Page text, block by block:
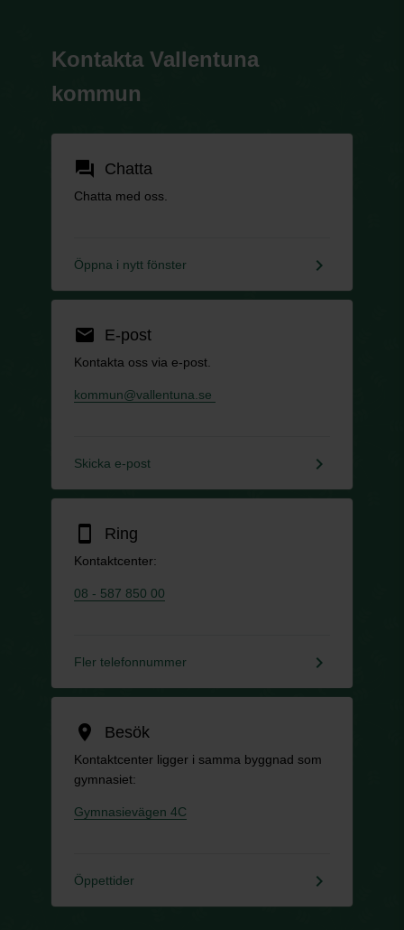
Kontakta Vallentuna
kommun
forum Chatta
Chatta med oss.
Öppna i nytt fönster keyboard_arrow_right
email E-post
Kontakta oss via e-post.
kommun@vallentuna.se
Skicka e-post keyboard_arrow_right
smartphone Ring
Kontaktcenter:
08 - 587 850 00
Fler telefonnummer keyboard_arrow_right
location_on Besök
Kontaktcenter ligger i samma byggnad som
gymnasiet:
Gymnasievägen 4C
Öppettider keyboard_arrow_right